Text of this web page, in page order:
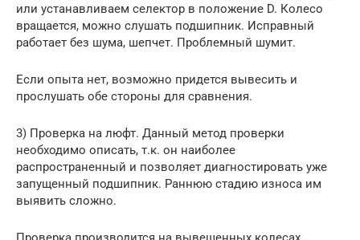
или устанавливаем селектор в положение D. Колесо
вращается, можно слушать подшипник. Исправный
работает без шума, шепчет. Проблемный шумит.
Если опыта нет, возможно придется вывесить и
прослушать обе стороны для сравнения.
3) Проверка на люфт. Данный метод проверки
необходимо описать, т.к. он наиболее
распространенный и позволяет диагностировать уже
запущенный подшипник. Раннюю стадию износа им
выявить сложно.